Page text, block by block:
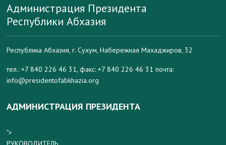
Администрация Президента
Республики Абхазия
Республика Абхазия, г. Сухум, Набережная Махаджиров, 32
тел.: +7 840 226 46 31, факс: +7 840 226 46 31 почта:
info@presidentofabkhazia.org
АДМИНИСТРАЦИЯ ПРЕЗИДЕНТА
">